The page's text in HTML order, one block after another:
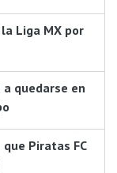
Liga MX por
a quedarse en
Piratas FC